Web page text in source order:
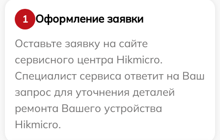
1
Оформление заявки
Оставьте заявку на сайте
сервисного центра Hikmicro.
Специалист сервиса ответит на Ваш
запрос для уточнения деталей
ремонта Вашего устройства
Hikmicro.